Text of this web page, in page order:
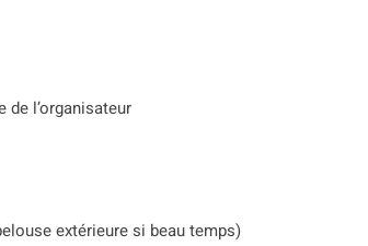
l’organisateur
extérieure si beau temps)